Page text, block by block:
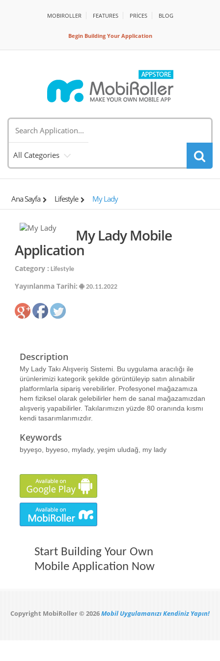
MOBIROLLER FEATURES PRİCES BLOG
Begin Building Your Application
All Categories
Ana Sayfa Lifestyle My Lady
My Lady Mobile
Application
Category : Lifestyle
Yayınlanma Tarihi: 20.11.2022
Description
My Lady Takı Alışveriş Sistemi. Bu uygulama aracılığı ile
ürünlerimizi kategorik şekilde görüntüleyip satın alınabilir
platformlarla sipariş verebilirler. Profesyonel mağazamıza
hem fiziksel olarak gelebilirler hem de sanal mağazamızdan
alışveriş yapabilirler. Takılarımızın yüzde 80 oranında kısmı
kendi tasarımlarımızdır.
Keywords
byyeşo, byyeso, mylady, yeşim uludağ, my lady
Start Building Your Own
Mobile Application Now
Copyright MobiRoller © 2026Mobil Uygulamanızı Kendiniz Yapın!